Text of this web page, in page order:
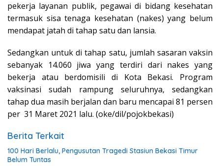
pekerja layanan publik, pegawai di bidang kesehatan
termasuk sisa tenaga kesehatan (nakes) yang belum
mendapat jatah di tahap satu dan lansia.
Sedangkan untuk di tahap satu, jumlah sasaran vaksin
sebanyak 14.060 jiwa yang terdiri dari nakes yang
bekerja atau berdomisili di Kota Bekasi. Program
vaksinasi sudah rampung seluruhnya, sedangkan
tahap dua masih berjalan dan baru mencapai 81 persen
per 31 Maret 2021 lalu. (oke/dil/pojokbekasi)
Berita Terkait
100 Hari Berlalu, Pengusutan Tragedi Stasiun Bekasi Timur
Belum Tuntas